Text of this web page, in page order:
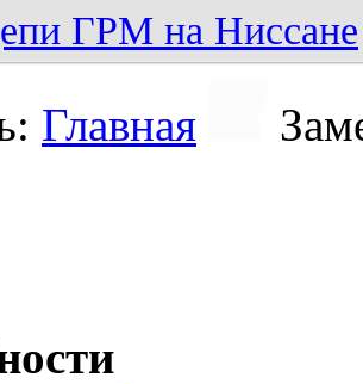
ГРМ на Ниссане
Главная